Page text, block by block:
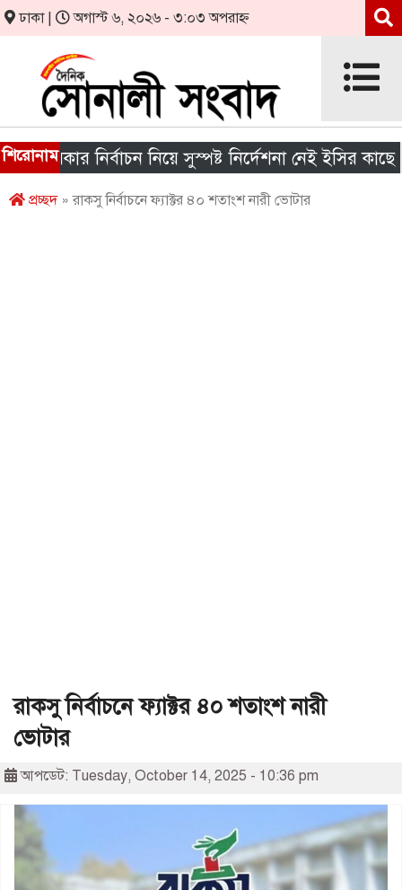
ঢাকা | অগাস্ট ৬, ২০২৬ - ৩:০৩ অপরাহ্ন
শিরোনামনির্বাচন নিয়ে সুস্পষ্ট নির্দেশনা নেই ইসির কাছে
প্রচ্ছদ» রাকসু নির্বাচনে ফ্যাক্টর ৪০ শতাংশ নারী ভোটার
রাকসু নির্বাচনে ফ্যাক্টর ৪০ শতাংশ নারী
ভোটার
আপডেট: Tuesday, October 14, 2025 - 10:36 pm